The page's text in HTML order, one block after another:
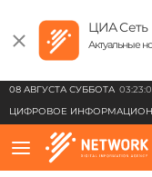
ЦИА Сеть
Актуальные
08 АВГУСТА СУББОТА
ЦИФРОВОЕ